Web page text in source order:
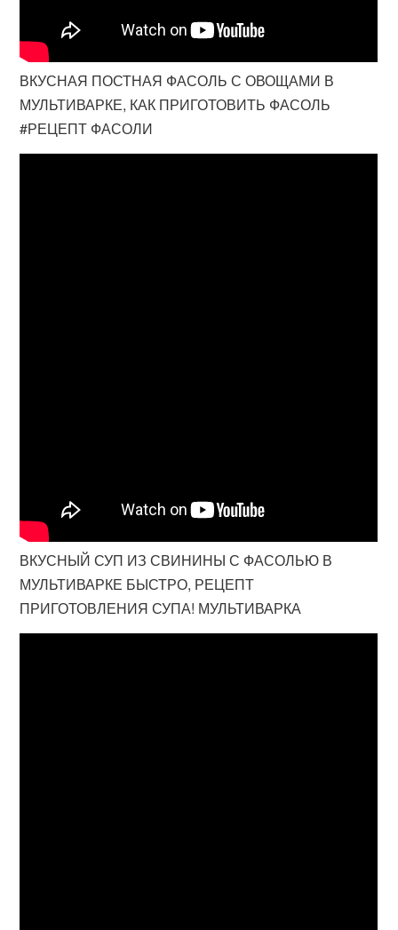
ВКУСНАЯ ПОСТНАЯ ФАСОЛЬ С ОВОЩАМИ В
МУЛЬТИВАРКЕ, КАК ПРИГОТОВИТЬ ФАСОЛЬ
#РЕЦЕПТ ФАСОЛИ
ВКУСНЫЙ СУП ИЗ СВИНИНЫ С ФАСОЛЬЮ В
МУЛЬТИВАРКЕ БЫСТРО, РЕЦЕПТ
ПРИГОТОВЛЕНИЯ СУПА! МУЛЬТИВАРКА